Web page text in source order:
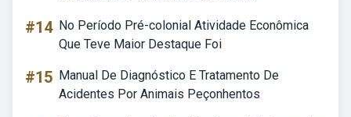
#14 No Período Pré-colonial Atividade Econômica
Que Teve Maior Destaque Foi
#15 Manual De Diagnóstico E Tratamento De
Acidentes Por Animais Peçonhentos